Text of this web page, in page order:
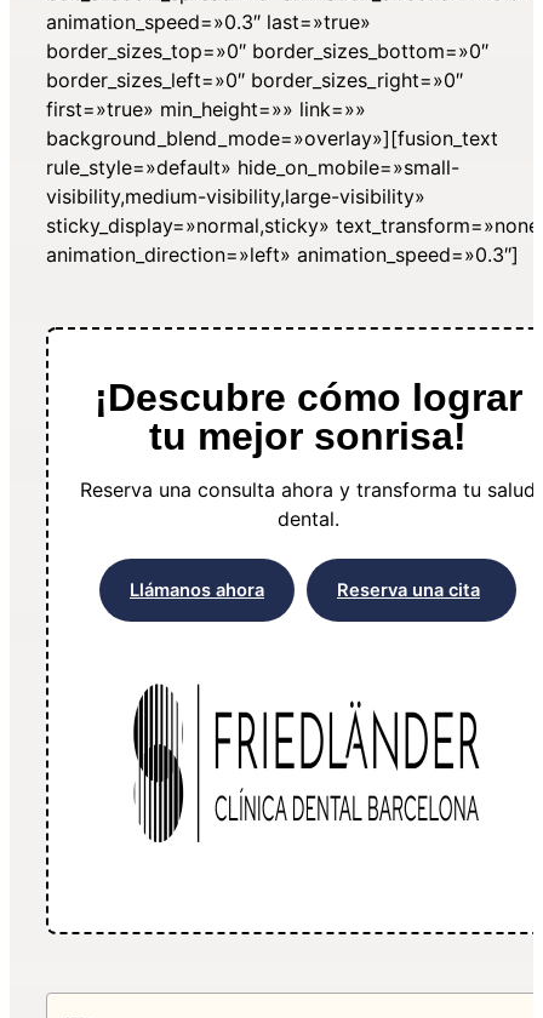
animation_speed=»0.3″ last=»true»
border_sizes_top=»0″ border_sizes_bottom=»0″
border_sizes_left=»0″ border_sizes_right=»0″
first=»true» min_height=»» link=»»
background_blend_mode=»overlay»][fusion_text
rule_style=»default» hide_on_mobile=»small-
visibility,medium-visibility,large-visibility»
sticky_display=»normal,sticky»
animation_direction=»left» animation_speed=»0.3″]
¡Descubre cómo lograr
tu mejor sonrisa!
Reserva una consulta ahora y transforma tu salud
dental.
Llámanos ahora Reserva una cita